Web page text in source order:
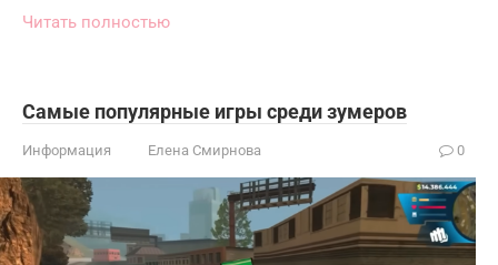
Читать полностью
Самые популярные игры среди зумеров
Информация Елена Смирнова 0